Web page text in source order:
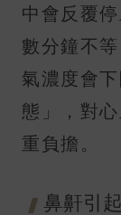
中會反覆
數分鐘不
氣濃度會
態」，對
重負擔。
鼻鼾引